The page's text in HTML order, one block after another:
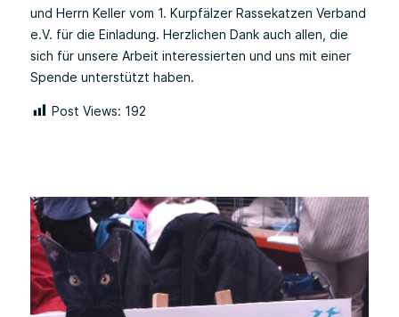
und Herrn Keller vom 1. Kurpfälzer Rassekatzen Verband
e.V. für die Einladung. Herzlichen Dank auch allen, die
sich für unsere Arbeit interessierten und uns mit einer
Spende unterstützt haben.
Post Views: 192